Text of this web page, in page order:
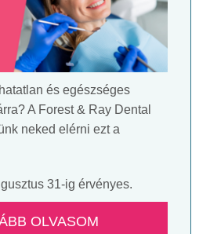
és egészséges
A Forest & Ray Dental
neked elérni ezt a
31-ig érvényes.
OLVASOM